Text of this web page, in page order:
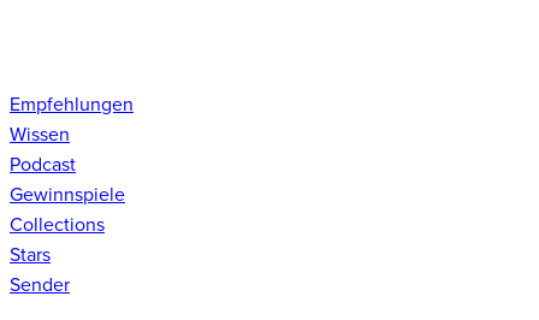
Empfehlungen
Wissen
Podcast
Gewinnspiele
Collections
Stars
Sender